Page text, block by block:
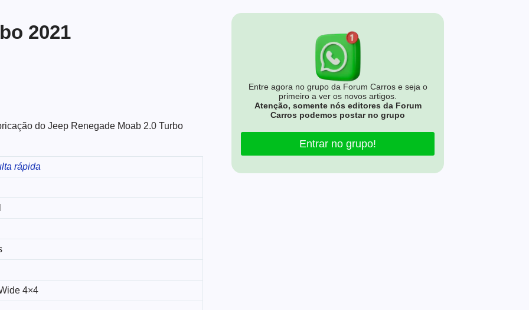
2021
do Jeep Renegade Moab 2.0 Turbo
rápida
4×4
Entre agora no grupo da Forum Carros e seja o
primeiro a ver os novos artigos.
Atenção, somente nós editores da Forum
Carros podemos postar no grupo
Entrar no grupo!